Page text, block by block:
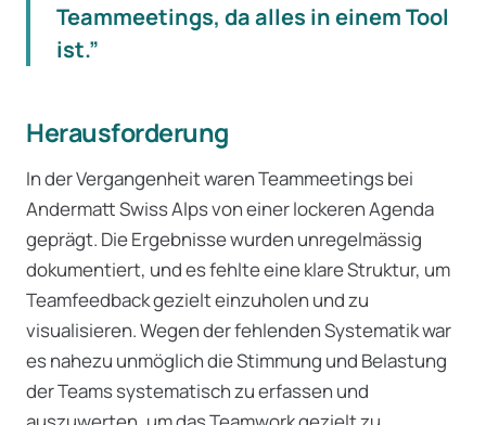
Teammeetings, da alles in einem Tool
ist.”
Herausforderung
In der Vergangenheit waren Teammeetings bei
Andermatt Swiss Alps von einer lockeren Agenda
geprägt. Die Ergebnisse wurden unregelmässig
dokumentiert, und es fehlte eine klare Struktur, um
Teamfeedback gezielt einzuholen und zu
visualisieren. Wegen der fehlenden Systematik war
es nahezu unmöglich die Stimmung und Belastung
der Teams systematisch zu erfassen und